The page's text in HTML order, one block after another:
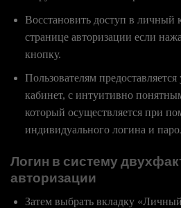
Восстановить доступ в личный
странице авторизации если
кнопку.
Пользователям
кабинет, с интуитивно
который осуществляется при
индивидуального логина и
Логин в систему
авторизации
Затем выбрать вкладку